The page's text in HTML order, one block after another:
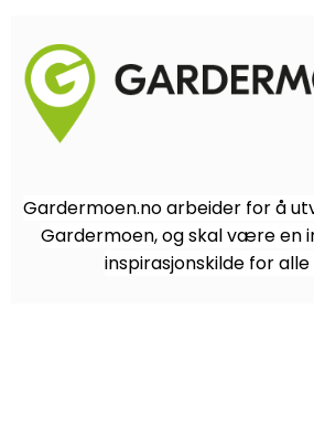
Gardermoen.no arbeider for å
Gardermoen, og skal være en
inspirasjonskilde for